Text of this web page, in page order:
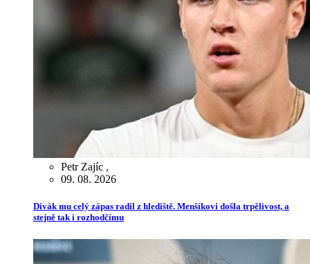
Petr Zajíc ,
09. 08. 2026
Divák mu celý zápas radil z hlediště. Menšíkovi došla trpělivost, a
stejně tak i rozhodčímu